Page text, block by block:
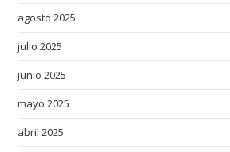
agosto 2025
julio 2025
junio 2025
mayo 2025
abril 2025